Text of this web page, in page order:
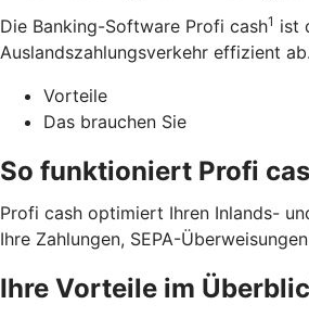
Die Banking-Software Profi cash1 ist
Auslandszahlungsverkehr effizient
Vorteile
Das brauchen Sie
So funktioniert Profi
Profi cash optimiert Ihren Inlands-
Ihre Zahlungen, SEPA-
Ihre Vorteile im